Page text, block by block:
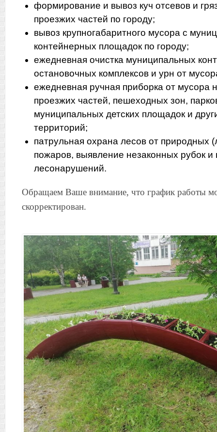
формирование и вывоз куч отсевов и
проезжих частей по городу;
вывоз крупногабаритного мусора с
контейнерных площадок по городу;
ежедневная очистка муниципальных
остановочных комплексов и урн от
ежедневная ручная приборка от мусора
проезжих частей, пешеходных зон,
муниципальных детских площадок и
территорий;
патрульная охрана лесов от природных
пожаров, выявление незаконных рубок и
лесонарушений.
Обращаем Ваше внимание, что график работы
скорректирован.